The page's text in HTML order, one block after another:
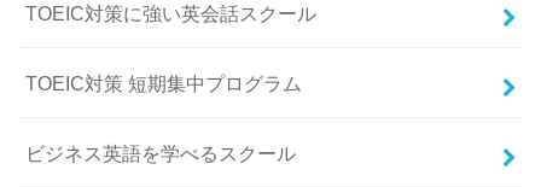
TOEIC対策に強い英会話スクール
TOEIC対策 短期集中プログラム
ビジネス英語を学べるスクール